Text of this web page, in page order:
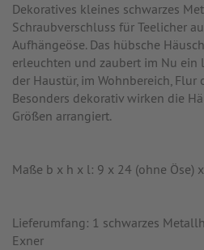
Dekoratives kleines schwarzes
Schraubverschluss für Teelicher
Aufhängeöse. Das hübsche
erleuchten und zaubert im Nu ein
der Haustür, im Wohnbereich, Flur
Besonders dekorativ wirken die
Größen arrangiert.
Maße b x h x l: 9 x 24 (ohne Öse)
Lieferumfang: 1 schwarzes
Exner